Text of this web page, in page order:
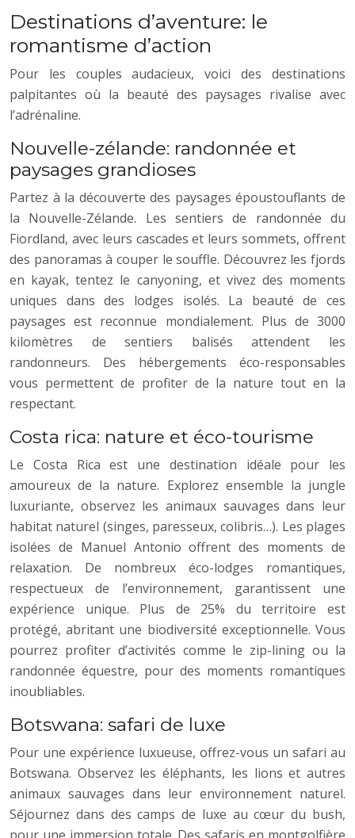
Destinations d’aventure: le
romantisme d’action
Pour les couples audacieux, voici des destinations
palpitantes où la beauté des paysages rivalise avec
l’adrénaline.
Nouvelle-zélande: randonnée et
paysages grandioses
Partez à la découverte des paysages époustouflants de
la Nouvelle-Zélande. Les sentiers de randonnée du
Fiordland, avec leurs cascades et leurs sommets, offrent
des panoramas à couper le souffle. Découvrez les fjords
en kayak, tentez le canyoning, et vivez des moments
uniques dans des lodges isolés. La beauté de ces
paysages est reconnue mondialement. Plus de 3000
kilomètres de sentiers balisés attendent les
randonneurs. Des hébergements éco-responsables
vous permettent de profiter de la nature tout en la
respectant.
Costa rica: nature et éco-tourisme
Le Costa Rica est une destination idéale pour les
amoureux de la nature. Explorez ensemble la jungle
luxuriante, observez les animaux sauvages dans leur
habitat naturel (singes, paresseux, colibris…). Les plages
isolées de Manuel Antonio offrent des moments de
relaxation. De nombreux éco-lodges romantiques,
respectueux de l’environnement, garantissent une
expérience unique. Plus de 25% du territoire est
protégé, abritant une biodiversité exceptionnelle. Vous
pourrez profiter d’activités comme le zip-lining ou la
randonnée équestre, pour des moments romantiques
inoubliables.
Botswana: safari de luxe
Pour une expérience luxueuse, offrez-vous un safari au
Botswana. Observez les éléphants, les lions et autres
animaux sauvages dans leur environnement naturel.
Séjournez dans des camps de luxe au cœur du bush,
pour une immersion totale. Des safaris en montgolfière